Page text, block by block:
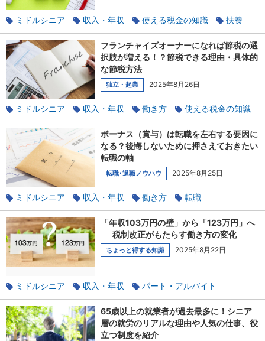
ミドルシニア 収入・年収 使える税金の知識 扶養
フランチャイズオーナーになれば節税の選
択肢が増える！？節税できる理由・具体的
な節税方法
独立・起業 2025年8月26日
ミドルシニア 収入・年収 働き方
使える税金の知識
キャリアチェンジ
ボーナス（賞与）は転職を左右する要因に
なる？後悔しないために押さえておきたい
転職の軸
転職･退職ノウハウ 2025年8月25日
ミドルシニア 収入・年収 働き方
転職
転職成功のコツ
「年収103万円の壁」から「123万円」へ
──税制改正がもたらす働き方の変化
ちょっと得する知識 2025年8月22日
ミドルシニア 収入・年収
パート・アルバイト
使える税金の知識
扶養
65歳以上の就業者が過去最多に！シニア
層の就労のリアルな理由や人気の仕事、役
立つ制度を紹介